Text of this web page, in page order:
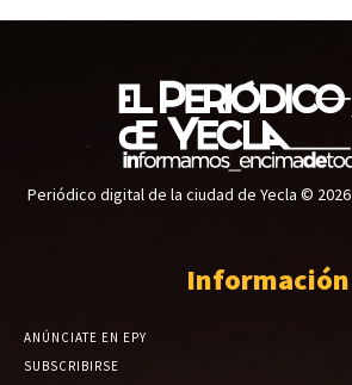
Periódico digital de la ciudad de Yecla © 2026
Información
ANÚNCIATE EN EPY
SUBSCRIBIRSE